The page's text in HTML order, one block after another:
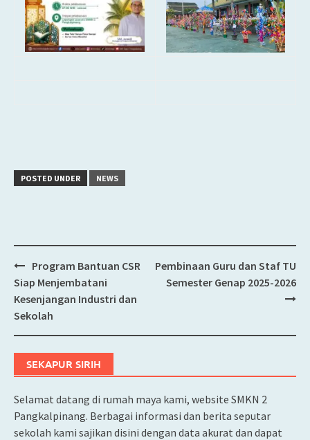
POSTED UNDER NEWS
Post
navigation
Program Bantuan CSR
Siap Menjembatani
Kesenjangan Industri dan
Sekolah
Pembinaan Guru dan Staf TU
Semester Genap 2025-2026
SEKAPUR SIRIH
Selamat datang di rumah maya kami, website SMKN 2
Pangkalpinang. Berbagai informasi dan berita seputar
sekolah kami sajikan disini dengan data akurat dan dapat